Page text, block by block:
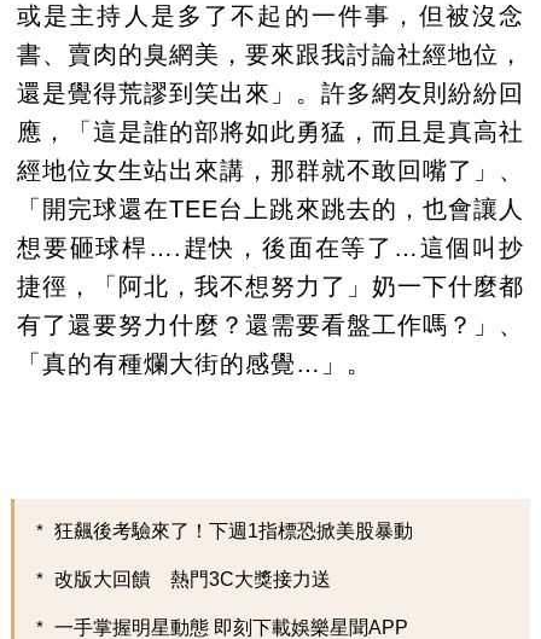
或是主持人是多了不起的一件事，但被沒念
書、賣肉的臭網美，要來跟我討論社經地位，
還是覺得荒謬到笑出來」。許多網友則紛紛回
應，「這是誰的部將如此勇猛，而且是真高社
經地位女生站出來講，那群就不敢回嘴了」、
「開完球還在TEE台上跳來跳去的，也會讓人
想要砸球桿….趕快，後面在等了…這個叫抄
捷徑，「阿北，我不想努力了」奶一下什麼都
有了還要努力什麼？還需要看盤工作嗎？」、
「真的有種爛大街的感覺…」。
狂飆後考驗來了！下週1指標恐掀美股暴動
改版大回饋 熱門3C大獎接力送
一手掌握明星動態 即刻下載娛樂星聞APP